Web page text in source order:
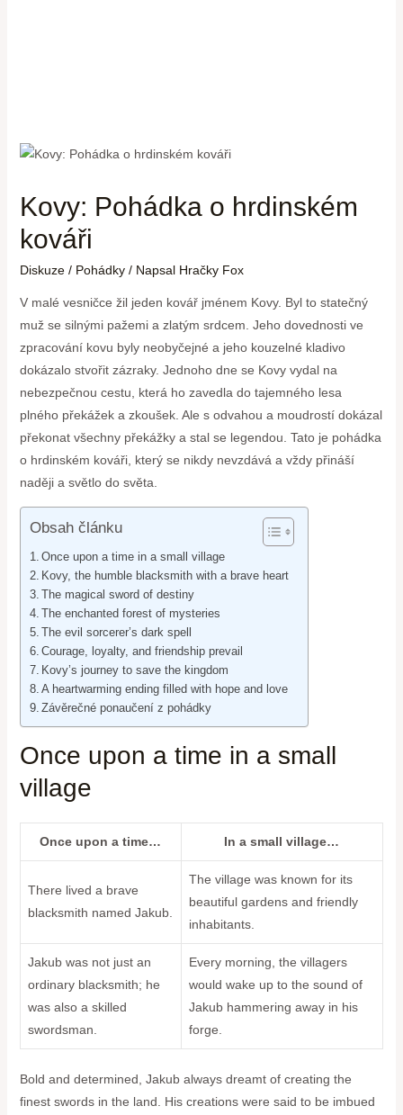
Kovy: Pohádka o hrdinském
kováři
Diskuze / Pohádky/ Napsal Hračky Fox
V malé vesničce žil jeden kovář jménem Kovy. Byl to statečný
muž se silnými pažemi a zlatým srdcem. Jeho dovednosti ve
zpracování kovu byly neobyčejné a jeho kouzelné kladivo
dokázalo stvořit zázraky. Jednoho dne se Kovy vydal na
nebezpečnou cestu, která ho zavedla do tajemného lesa
plného překážek a zkoušek. Ale s odvahou a moudrostí dokázal
překonat všechny překážky a stal se legendou. Tato je pohádka
o hrdinském kováři, který se nikdy nevzdává a vždy přináší
naději a světlo do světa.
Obsah článku
Once upon a time in a small village
Kovy, the humble blacksmith with a brave heart
The magical sword of destiny
The enchanted forest of mysteries
The evil sorcerer’s dark spell
Courage, loyalty, and friendship prevail
Kovy’s journey to save the kingdom
A heartwarming ending filled with hope and love
Závěrečné ponaučení z pohádky
Once upon a time in a small
village
Once upon a time… In a small village…
There lived a brave
blacksmith named Jakub.
The village was known for its
beautiful gardens and friendly
inhabitants.
Jakub was not just an
ordinary blacksmith; he
was also a skilled
swordsman.
Every morning, the villagers
would wake up to the sound of
Jakub hammering away in his
forge.
Bold and determined, Jakub always dreamt of creating the
finest swords in the land. His creations were said to be imbued